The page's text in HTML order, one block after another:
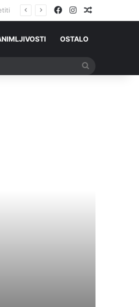
FacebookInstagram
OSTALO